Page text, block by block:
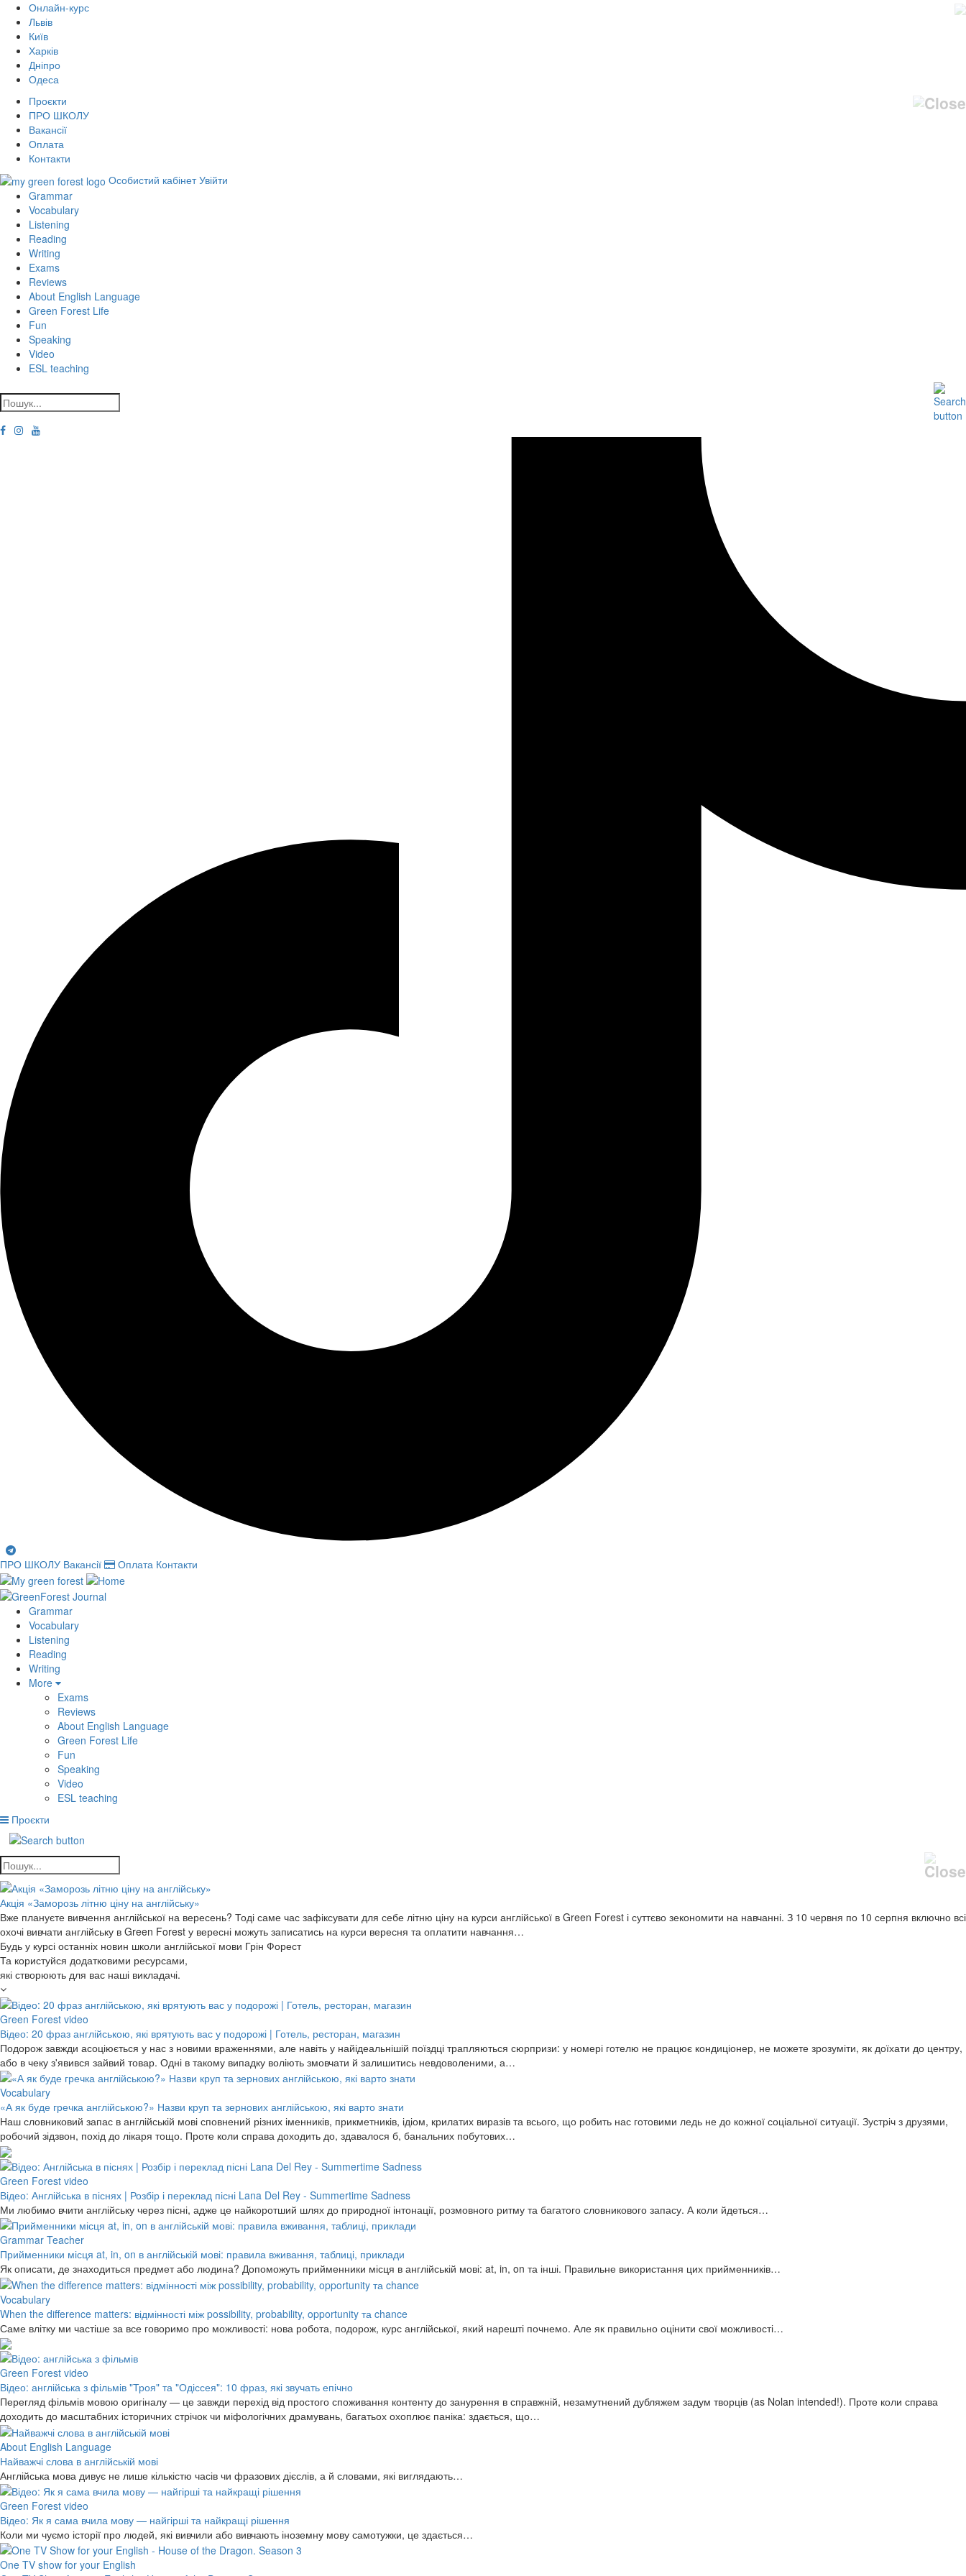
Онлайн-курс
Львів
Київ
Харків
Дніпро
Одеса
Проєкти
ПРО ШКОЛУ
Вакансії
Оплата
Контакти
Особистий кабінет Увійти
Grammar
Vocabulary
Listening
Reading
Writing
Exams
Reviews
About English Language
Green Forest Life
Fun
Speaking
Video
ESL teaching
ПРО ШКОЛУ Вакансії Оплата Контакти
Grammar
Vocabulary
Listening
Reading
Writing
More
Exams
Reviews
About English Language
Green Forest Life
Fun
Speaking
Video
ESL teaching
Проєкти
Акція «Заморозь літню ціну на англійську»
Вже плануєте вивчення англійської на вересень? Тоді саме час зафіксувати для себе літню ціну на курси англійської в Green Forest і суттєво зекономити на навчанні. З 10 червня по 10 серпня включно всі
охочі вивчати англійську в Green Forest у вересні можуть записатись на курси вересня та оплатити навчання…
Будь у курсі останніх новин школи англійської мови Грін Форест
Та користуйся додатковими ресурсами,
які створюють для вас наші викладачі.
Green Forest video
Відео: 20 фраз англійською, які врятують вас у подорожі | Готель, ресторан, магазин
Подорож завжди асоціюється у нас з новими враженнями, але навіть у найідеальнішій поїздці трапляються сюрпризи: у номері готелю не працює кондиціонер, не можете зрозуміти, як доїхати до центру,
або в чеку з'явився зайвий товар. Одні в такому випадку воліють змовчати й залишитись невдоволеними, а…
Vocabulary
«А як буде гречка англійською?» Назви круп та зернових англійською, які варто знати
Наш словниковий запас в англійській мові сповнений різних іменників, прикметників, ідіом, крилатих виразів та всього, що робить нас готовими ледь не до кожної соціальної ситуації. Зустріч з друзями,
робочий зідзвон, похід до лікаря тощо. Проте коли справа доходить до, здавалося б, банальних побутових…
Green Forest video
Відео: Англійська в піснях | Розбір і переклад пісні Lana Del Rey - Summertime Sadness
Ми любимо вчити англійську через пісні, адже це найкоротший шлях до природної інтонації, розмовного ритму та багатого словникового запасу. А коли йдеться…
Grammar Teacher
Прийменники місця at, in, on в англійській мові: правила вживання, таблиці, приклади
Як описати, де знаходиться предмет або людина? Допоможуть прийменники місця в англійській мові: at, in, on та інші. Правильне використання цих прийменників…
Vocabulary
When the difference matters: відмінності між possibility, probability, opportunity та chance
Саме влітку ми частіше за все говоримо про можливості: нова робота, подорож, курс англійської, який нарешті почнемо. Але як правильно оцінити свої можливості…
Green Forest video
Відео: англійська з фільмів "Троя" та "Одіссея": 10 фраз, які звучать епічно
Перегляд фільмів мовою оригіналу — це завжди перехід від простого споживання контенту до занурення в справжній, незамутнений дубляжем задум творців (as Nolan intended!). Проте коли справа
доходить до масштабних історичних стрічок чи міфологічних драмувань, багатьох охоплює паніка: здається, що…
About English Language
Найважчі слова в англійській мові
Англійська мова дивує не лише кількістю часів чи фразових дієслів, а й словами, які виглядають…
Green Forest video
Відео: Як я сама вчила мову — найгірші та найкращі рішення
Коли ми чуємо історії про людей, які вивчили або вивчають іноземну мову самотужки, це здається…
One TV show for your English